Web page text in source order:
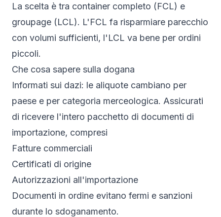
La scelta è tra container completo (FCL) e
groupage (LCL). L'FCL fa risparmiare parecchio
con volumi sufficienti, l'LCL va bene per ordini
piccoli.
Che cosa sapere sulla dogana
Informati sui dazi: le aliquote cambiano per
paese e per categoria merceologica. Assicurati
di ricevere l'intero pacchetto di documenti di
importazione, compresi
Fatture commerciali
Certificati di origine
Autorizzazioni all'importazione
Documenti in ordine evitano fermi e sanzioni
durante lo sdoganamento.